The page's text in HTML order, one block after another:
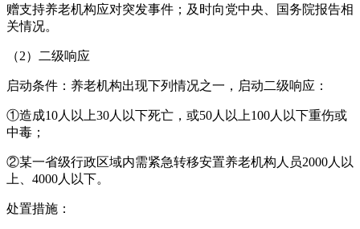
赠支持养老机构应对突发事件；及时向党中央、国务院报告相
关情况。
（2）二级响应
启动条件：养老机构出现下列情况之一，启动二级响应：
①造成10人以上30人以下死亡，或50人以上100人以下重伤或
中毒；
②某一省级行政区域内需紧急转移安置养老机构人员2000人以
上、4000人以下。
处置措施：